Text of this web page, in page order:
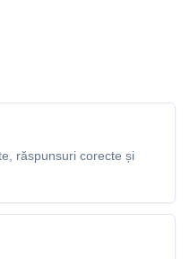
răspunsuri corecte și